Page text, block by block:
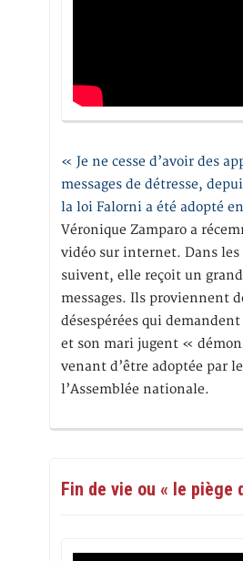
« Je ne cesse d’avoir des
messages de détresse,
la loi Falorni a été adopté
Véronique Zamparo a
vidéo sur internet. Dans
suivent, elle reçoit un
messages. Ils proviennent
désespérées qui
et son mari jugent «
venant d’être adoptée par
l’Assemblée nationale.
Fin de vie ou « le piège